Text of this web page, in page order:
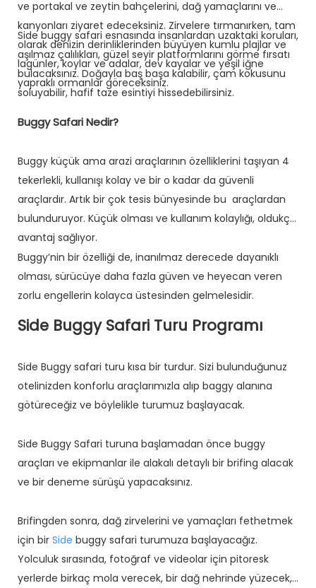
ve portakal ve zeytin bahçelerini, dağ yamaçlarını ve
kanyonları ziyaret edeceksiniz. Zirvelere tırmanırken, tam
olarak denizin derinliklerinden büyüyen kumlu plajlar ve
lagünler, koylar ve adalar, dev kayalar ve yeşil iğne
yapraklı ormanlar göreceksiniz.
Side buggy safari esnasında insanlardan uzaktaki koruları,
aşılmaz çalılıkları, güzel seyir platformlarını görme fırsatı
bulacaksınız. Doğayla baş başa kalabilir, çam kokusunu
soluyabilir, hafif taze esintiyi hissedebilirsiniz.
Buggy Safari Nedir?
Buggy küçük ama arazi araçlarının özelliklerini taşıyan 4
tekerlekli, kullanışı kolay ve bir o kadar da güvenli
araçlardır. Artık bir çok tesis bünyesinde bu araçlardan
bulunduruyor. Küçük olması ve kullanım kolaylığı, oldukça
avantaj sağlıyor.
Buggy’nin bir özelliği de, inanılmaz derecede dayanıklı
olması, sürücüye daha fazla güven ve heyecan veren
zorlu engellerin kolayca üstesinden gelmelesidir.
Side Buggy Safari Turu Programı
Side Buggy safari turu kısa bir turdur. Sizi bulunduğunuz
otelinizden konforlu araçlarımızla alıp baggy alanına
götüreceğiz ve böylelikle turumuz başlayacak.
Side Buggy Safari turuna başlamadan önce buggy
araçları ve ekipmanlar ile alakalı detaylı bir brifing alacak
ve bir deneme sürüşü yapacaksınız.
Brifingden sonra, dağ zirvelerini ve yamaçları fethetmek
için bir Side buggy safari turumuza başlayacağız.
Yolculuk sırasında, fotoğraf ve videolar için pitoresk
yerlerde birkaç mola verecek, bir dağ nehrinde yüzecek,